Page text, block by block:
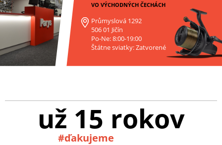
VO VÝCHODNÝCH ČECHÁCH
Průmyslová 1292
506 01 Jičín
Po-Ne: 8:00-19:00
Štátne sviatky: Zatvorené
už 15 rokov
#ďakujeme